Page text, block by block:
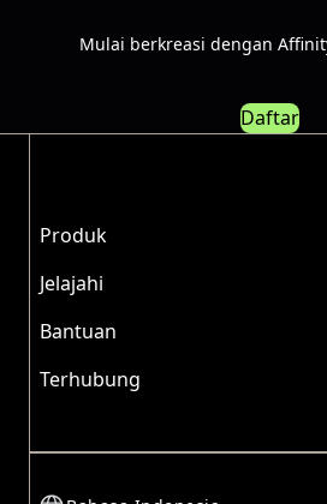
Mulai berkreasi dengan
Daftar
Produk
Jelajahi
Bantuan
Terhubung